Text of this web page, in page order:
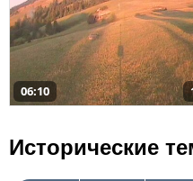
06:10
Исторические